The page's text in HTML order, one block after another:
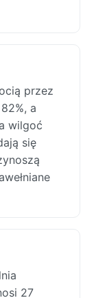
przez
a
wilgoć
się
27